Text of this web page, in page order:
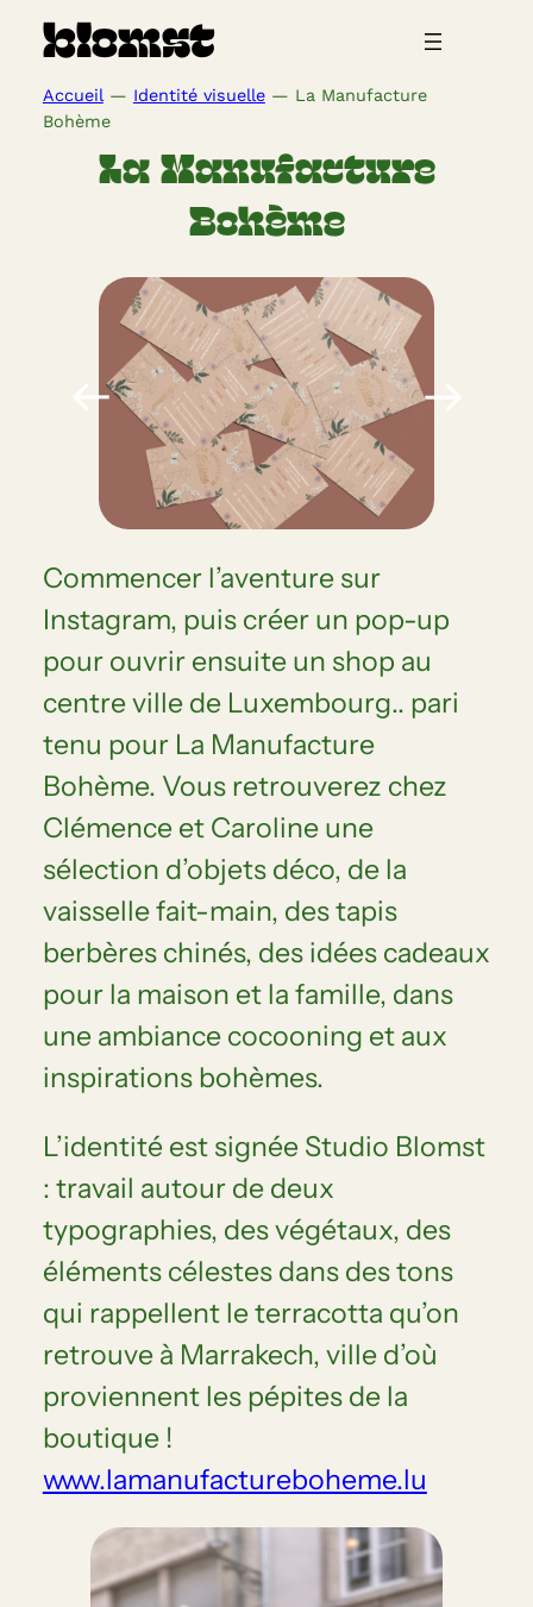
blomst
Accueil — Identité visuelle— La Manufacture
Bohème
La Manufacture
Bohème
Commencer l’aventure sur
Instagram, puis créer un pop-up
pour ouvrir ensuite un shop au
centre ville de Luxembourg.. pari
tenu pour La Manufacture
Bohème. Vous retrouverez chez
Clémence et Caroline une
sélection d’objets déco, de la
vaisselle fait-main, des tapis
berbères chinés, des idées cadeaux
pour la maison et la famille, dans
une ambiance cocooning et aux
inspirations bohèmes.
L’identité est signée Studio Blomst
: travail autour de deux
typographies, des végétaux, des
éléments célestes dans des tons
qui rappellent le terracotta qu’on
retrouve à Marrakech, ville d’où
proviennent les pépites de la
boutique !
www.lamanufactureboheme.lu